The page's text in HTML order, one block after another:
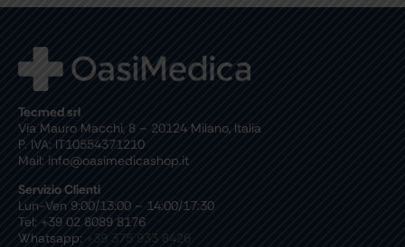
Tecmed srl
Via Mauro Macchi, 8 – 20124 Milano, Italia
P. IVA: IT10554371210
Mail: info@oasimedicashop.it
Servizio Clienti
Lun-Ven 9:00/13:00 – 14:00/17:30
Tel: +39 02 8089 8176
Whatsapp: +39 375 933 8426